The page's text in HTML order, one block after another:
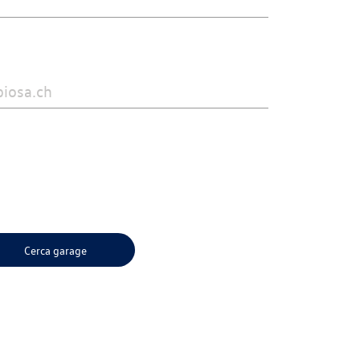
Cerca garage